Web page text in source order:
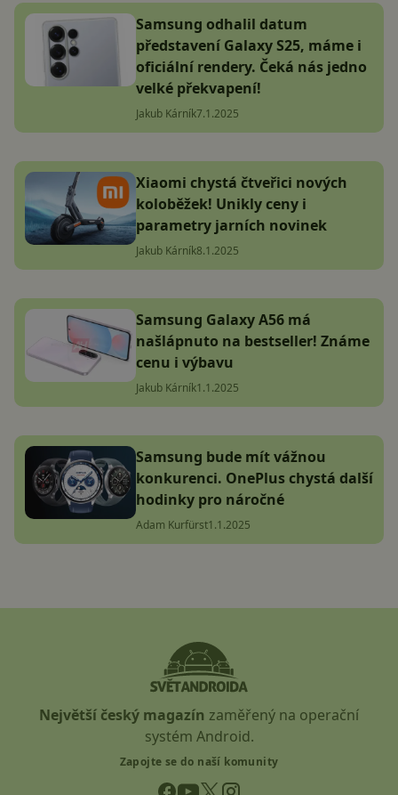
Samsung odhalil datum
představení Galaxy S25, máme i
oficiální rendery. Čeká nás jedno
velké překvapení!
Jakub Kárník7.1.2025
Xiaomi chystá čtveřici nových
koloběžek! Unikly ceny i
parametry jarních novinek
Jakub Kárník8.1.2025
Samsung Galaxy A56 má
našlápnuto na bestseller! Známe
cenu i výbavu
Jakub Kárník1.1.2025
Samsung bude mít vážnou
konkurenci. OnePlus chystá další
hodinky pro náročné
Adam Kurfürst1.1.2025
Největší český magazín zaměřený na operační
systém Android.
Zapojte se do naší komunity